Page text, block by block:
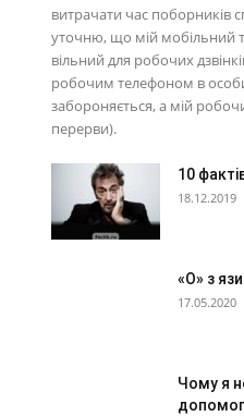
витрачати час поборників
уточню, що мій мобільний
вільний для робочих
робочим телефоном в
забороняється, а мій
перерви).
10
18.12.2019
«О» з
17.05.2020
Чому я